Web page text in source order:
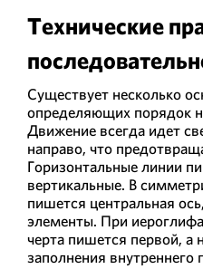
Технические
Существует несколько
определяющих порядок
Движение всегда идет
направо, что
Горизонтальные линии
вертикальные. В
пишется центральная
элементы. При
черта пишется первой,
заполнения внутреннего